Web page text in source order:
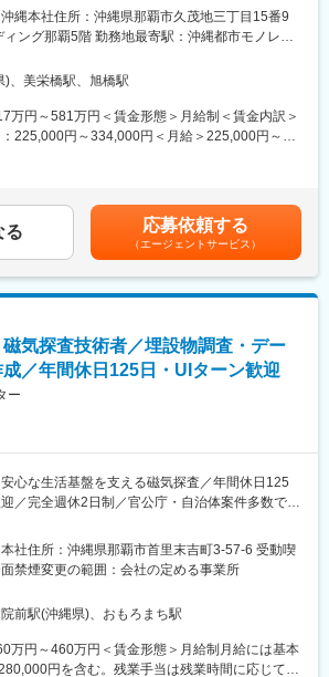
成4年)12月の創業以来、上/下水道に関わる「調
調査/土質調査/施工管理/維持管理」等を中心に、
沖縄県内の社会資本整備に携わってまいりまし
インフラ整備に貢献することを使命とし、地域
存在として発展中です。社員の成長を重視し、
スを提供しております。
しする環境です～
ンの各種メンテナンス業務、小・中規模工事の企
務全般をご担当いただきます。【変更の範囲：会
業務が中心のため、現場常駐することはなく、内
ります（内勤：8割／現場施工状況の視察：2
総会は土曜・日曜日に開催するケースがございま
振替休日を取得できます。
：
関しては、将来の幹部候補として長期的にご活
えています。中途入社、新卒入社の差はありませ
管理組合に対する提案件数や工事の受注件数、金
多角的な評価項目によって、
縄本社住所：沖縄県那覇市久茂地三丁目15番9
ィング那覇5階 勤務地最寄駅：沖縄都市モノレー
受動喫煙対策：敷地内全面禁煙変更の範囲：無
)、美栄橋駅、旭橋駅
万円～581万円＜賃金形態＞月給制＜賃金内訳＞
225,000円～334,000円＜月給＞225,000円～
ｈ）を含みます。※経験を積んだ後、役職任用の
給が可能です。※給与詳細は年齢・キャリア等を総
当社規定により決定。賃金はあくまでも目安の
を通じて上下する可能性があります。月給(月額)
た表記です。
る 応募依頼する
（エージェントサービス）
磁気探査技術者／埋設物調査・デー
／年間休日125日・UIターン歓迎
ー
安心な生活基盤を支える磁気探査／年間休日125
／完全週休2日制／官公庁・自治体案件多数で安
で不発弾や海底機雷などの埋設物を調査し、地
貢献する磁気探査業務を担当しています。主な取
自治体であり、インフラ整備や都市開発に伴う埋
調査からデータ解析・報告書作成まで一貫して
会貢献性が高く、専門技術を活かして沖縄の安心
やりがいある仕事です。
社住所：沖縄県那覇市首里末吉町3-57-6 受動喫
禁煙変更の範囲：会社の定める事業所
前駅(沖縄県)、おもろまち駅
万円～460万円＜賃金形態＞月給制月給には基本
円を含む。残業手当は残業時間に応じて別